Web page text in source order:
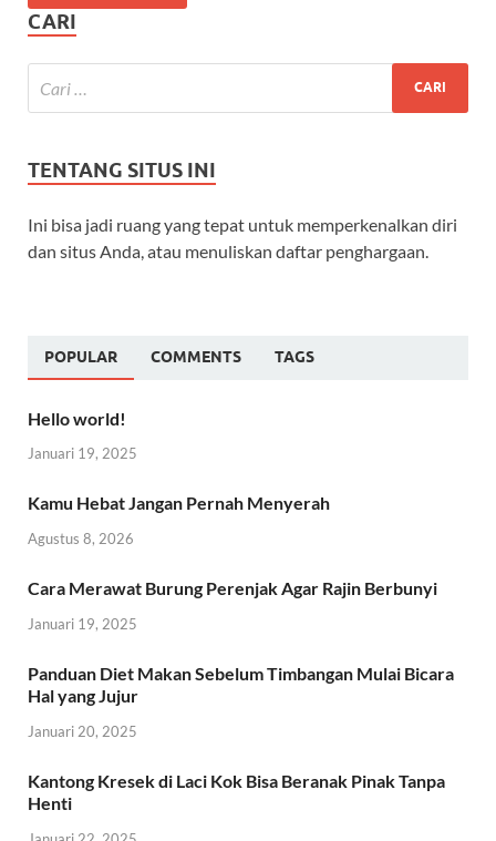
CARI
TENTANG SITUS INI
Ini bisa jadi ruang yang tepat untuk memperkenalkan diri
dan situs Anda, atau menuliskan daftar penghargaan.
POPULAR COMMENTS TAGS
Hello world!
Januari 19, 2025
Kamu Hebat Jangan Pernah Menyerah
Agustus 8, 2026
Cara Merawat Burung Perenjak Agar Rajin Berbunyi
Januari 19, 2025
Panduan Diet Makan Sebelum Timbangan Mulai Bicara
Hal yang Jujur
Januari 20, 2025
Kantong Kresek di Laci Kok Bisa Beranak Pinak Tanpa
Henti